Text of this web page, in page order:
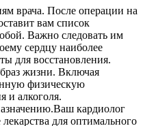
врача. После операции на
вам список
Важно следовать им
сердцу наиболее
для восстановления.
жизни. Включая
физическую
и алкоголя.
кардиолог
для оптимального